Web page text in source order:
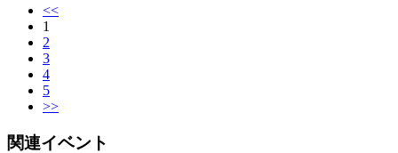
<<
1
2
3
4
5
>>
関連イベント